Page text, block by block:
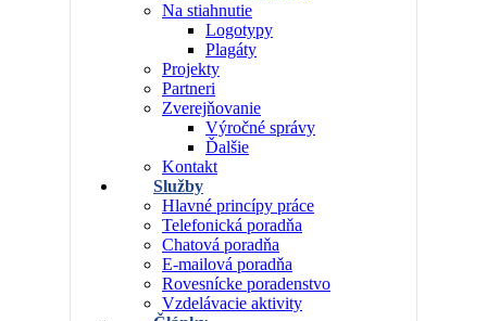
Na stiahnutie
Logotypy
Plagáty
Projekty
Partneri
Zverejňovanie
Výročné správy
Ďalšie
Kontakt
Služby
Hlavné princípy práce
Telefonická poradňa
Chatová poradňa
E-mailová poradňa
Rovesnícke poradenstvo
Vzdelávacie aktivity